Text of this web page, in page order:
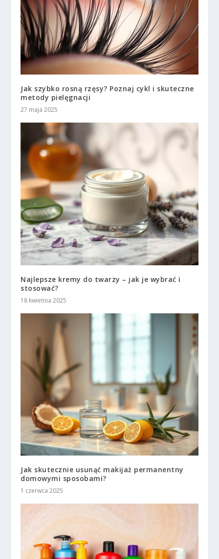
Jak szybko rosną rzęsy? Poznaj cykl i skuteczne
metody pielęgnacji
27 maja 2025
Najlepsze kremy do twarzy – jak je wybrać i
stosować?
18 kwietnia 2025
Jak skutecznie usunąć makijaż permanentny
domowymi sposobami?
1 czerwca 2025